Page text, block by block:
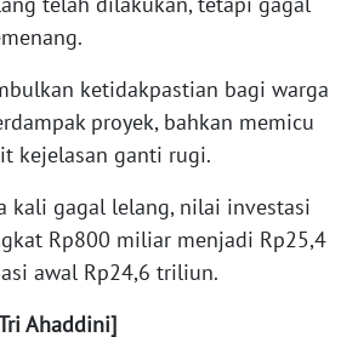
ketidakpastian bagi warga
proyek, bahkan memicu
kejelasan ganti rugi.
kali gagal lelang, nilai investasi
Rp800 miliar menjadi Rp25,4
awal Rp24,6 triliun.
Ahaddini]